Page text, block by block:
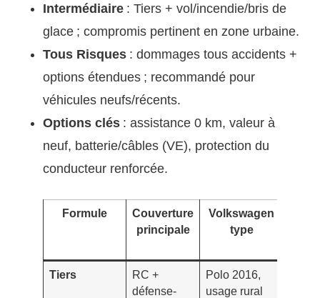
Intermédiaire : Tiers + vol/incendie/bris de
glace ; compromis pertinent en zone urbaine.
Tous Risques : dommages tous accidents +
options étendues ; recommandé pour
véhicules neufs/récents.
Options clés : assistance 0 km, valeur à
neuf, batterie/câbles (VE), protection du
conducteur renforcée.
Formule
Couverture
principale
Volkswagen
type
Tiers
RC +
défense-
Polo 2016,
usage rural